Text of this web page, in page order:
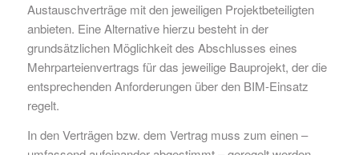
Austauschverträge mit den jeweiligen Projektbeteiligten
anbieten. Eine Alternative hierzu besteht in der
grundsätzlichen Möglichkeit des Abschlusses eines
Mehrparteienvertrags für das jeweilige Bauprojekt, der die
entsprechenden Anforderungen über den BIM-Einsatz
regelt.
In den Verträgen bzw. dem Vertrag muss zum einen –